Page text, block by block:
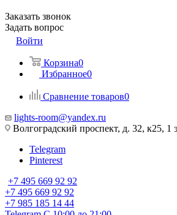
Заказать звонок
Задать вопрос
Войти
Корзина0
Избранное0
Сравнение товаров0
lights-room@yandex.ru
Волгоградский проспект, д. 32, к25, 1
Telegram
Pinterest
+7 495 669 92 92
+7 495 669 92 92
+7 985 185 14 44